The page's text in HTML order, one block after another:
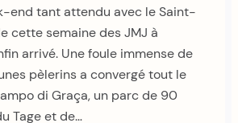
end tant attendu avec le Saint-
cette semaine des JMJ à
arrivé. Une foule immense de
pèlerins a convergé tout le
di Graça, un parc de 90
Tage et de…